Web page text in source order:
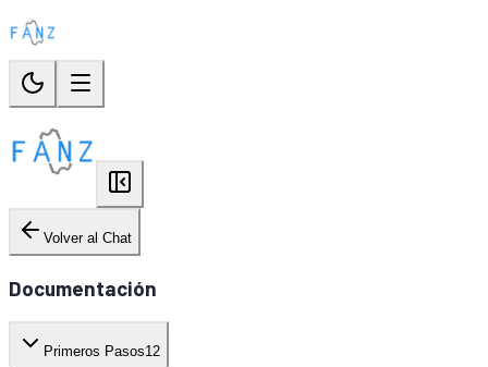
Volver al Chat
Documentación
Primeros Pasos12